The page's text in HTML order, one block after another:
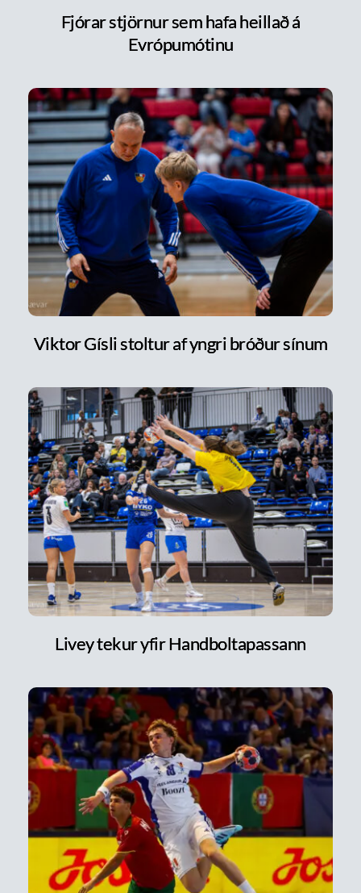
Fjórar stjörnur sem hafa heillað á
Evrópumótinu
Viktor Gísli stoltur af yngri bróður sínum
Livey tekur yfir Handboltapassann